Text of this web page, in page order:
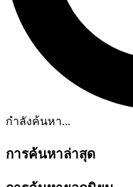
กำลังค้นหา...
การค้นหาล่าสุด